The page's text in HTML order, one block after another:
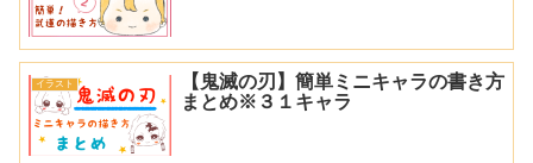
イラスト
【鬼滅の刃】簡単ミニキャラの書き方
まとめ※３１キャラ